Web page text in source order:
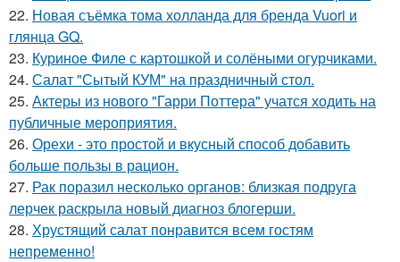
22. Новая съёмка тома холланда для бренда Vuori и
глянца GQ.
23. Куриное Филе с картошкой и солёными огурчиками.
24. Салат "Сытый КУМ" на праздничный стол.
25. Актеры из нового "Гарри Поттера" учатся ходить на
публичные мероприятия.
26. Орехи - это простой и вкусный способ добавить
больше пользы в рацион.
27. Рак поразил несколько органов: близкая подруга
лерчек раскрыла новый диагноз блогерши.
28. Хрустящий салат понравится всем гостям
непременно!